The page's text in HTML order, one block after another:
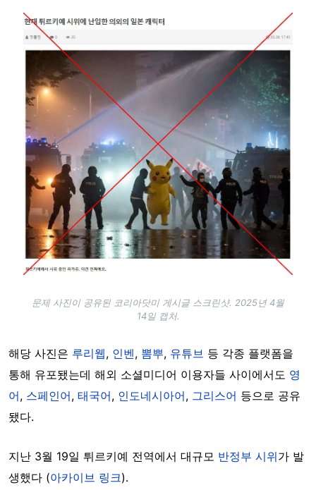
Image
문제 사진이 공유된 코리아닷미 게시글 스크린샷. 2025년 4월
14일 캡처.
해당 사진은 루리웹, 인벤, 뽐뿌, 유튜브 등 각종 플랫폼을
통해 유포됐는데 해외 소셜미디어 이용자들 사이에서도 영
어, 스페인어, 태국어, 인도네시아어, 그리스어 등으로 공유
됐다.
지난 3월 19일 튀르키예 전역에서 대규모 반정부 시위가 발
생했다 (아카이브 링크).